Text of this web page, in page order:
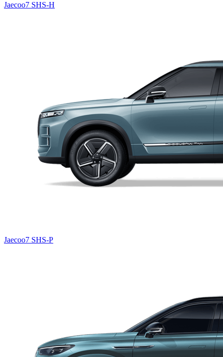
Jaecoo7 SHS-H
Jaecoo7 SHS-P